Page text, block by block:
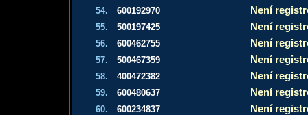
54. 600192970 Není
55. 500197425 Není
56. 600462755 Není
57. 500467359 Není
58. 400472382 Není
59. 600480637 Není
60. 600234837 Není